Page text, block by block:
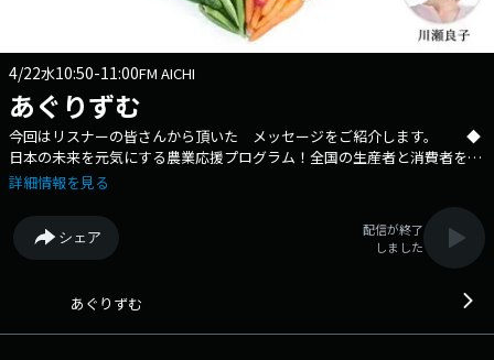
4/22水10:50-11:00FM AICHI
あぐりずむ
今回はリスナーの皆さんから頂いた メッセージをご紹介します。 ◆
日本の未来を元気にする農業応援プログラム！全国の生産者と消費者をお
いしいリズムでつなげます！◆ Xハッシュタグは「#エフエムアイ
詳細情報を見る
シェア
配信が終了
しました
あぐりずむ